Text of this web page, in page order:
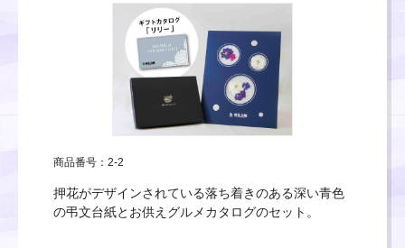
商品番号：2-2
押花がデザインされている落ち着きのある深い青色
の弔文台紙とお供えグルメカタログのセット。